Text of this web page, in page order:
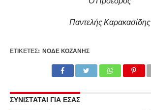
Παντελής Καρακασίδης
ΕΤΙΚΕΤΕΣ: ΝΟΔΕ ΚΟΖΆΝΗΣ
ΣΥΝΙΣΤΑΤΑΙ ΓΙΑ ΕΣΑΣ